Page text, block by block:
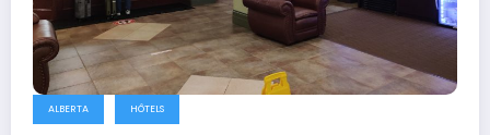
ALBERTA HÔTELS